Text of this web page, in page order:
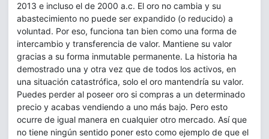
2013 e incluso el de 2000 a.c. El oro no cambia y su
abastecimiento no puede ser expandido (o reducido) a
voluntad. Por eso, funciona tan bien como una forma de
intercambio y transferencia de valor. Mantiene su valor
gracias a su forma inmutable permanente. La historia ha
demostrado una y otra vez que de todos los activos, en
una situación catastrófica, solo el oro mantendría su valor.
Puedes perder al poseer oro si compras a un determinado
precio y acabas vendiendo a uno más bajo. Pero esto
ocurre de igual manera en cualquier otro mercado. Así que
no tiene ningún sentido poner esto como ejemplo de que el